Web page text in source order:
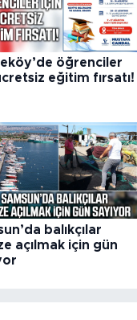
öğrenciler
eğitim fırsatı!
balıkçılar
açılmak için gün